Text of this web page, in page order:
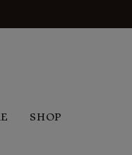
SHOP